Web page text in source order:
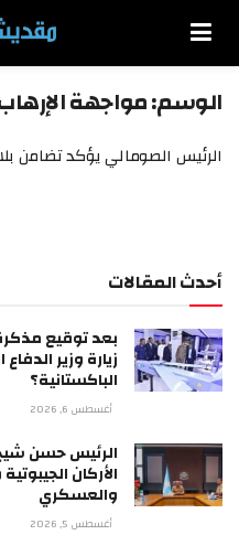
الوسم:مواجهة
الرئيس الصومالي يؤكد تضامن
أحدث المقالات
بعد توقيع
زيارة وزير
الباكستانية؟
أغسطس 6, 2026
الرئيس حسن
الأركان
والعسكري
أغسطس 5, 2026